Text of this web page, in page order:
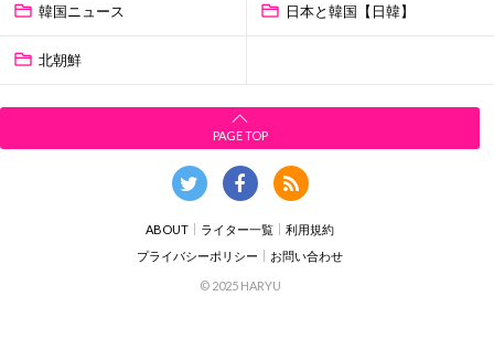
韓国ニュース 日本と韓国【日韓】
北朝鮮
PAGE TOP
ABOUT ライター一覧
利用規約
プライバシーポリシー
お問い合わせ
© 2025 HARYU